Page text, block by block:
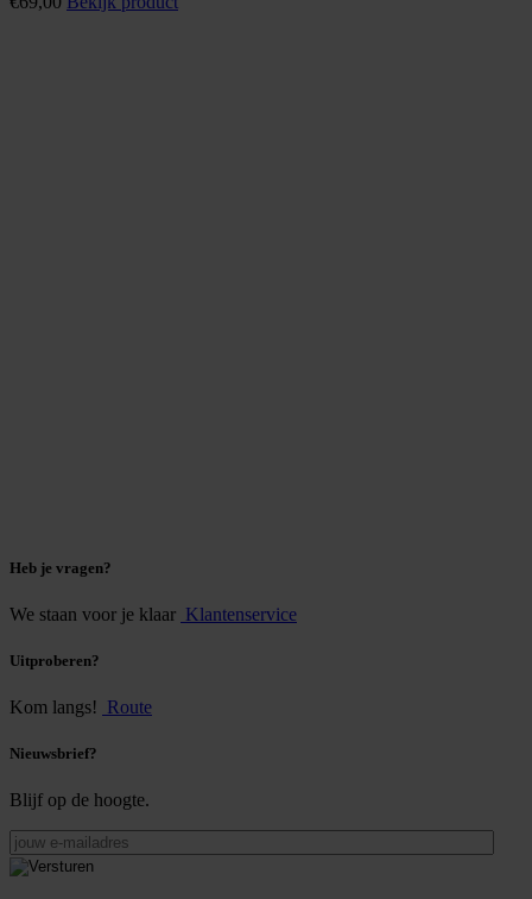
Heb je vragen?
We staan voor je klaar Klantenservice
Uitproberen?
Kom langs! Route
Nieuwsbrief?
Blijf op de hoogte.
jouw
e-
mailadres